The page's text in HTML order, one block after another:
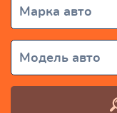
Марка авто
Модель авто